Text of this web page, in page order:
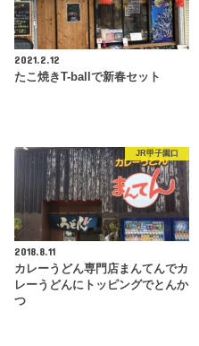
2021.2.12
たこ焼きT-ballで新春セット
JR甲子園口
2018.8.11
カレーうどん専門店まんてんでカ
レーうどんにトッピングでとんか
つ